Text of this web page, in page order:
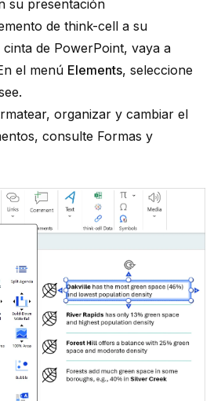
su presentación
de think-cell a su
de PowerPoint, vaya a
el menú Elements, seleccione
organizar y cambiar el
consulte Formas y